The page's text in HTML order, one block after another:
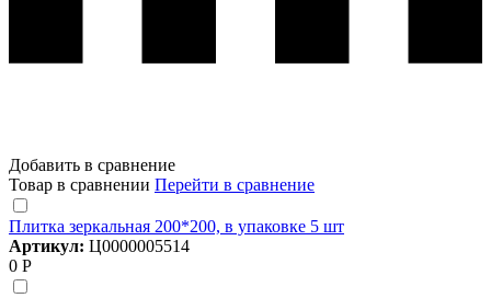
Добавить в сравнение
Товар в сравнении Перейти в сравнение
Плитка зеркальная 200*200, в упаковке 5 шт
Артикул: Ц0000005514
0 Р